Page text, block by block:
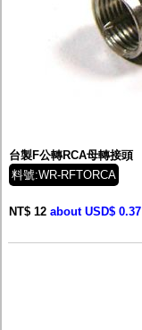
台製F公轉RCA母轉接頭
料號:WR-RFTORCA
NT$ 12 about USD$ 0.37